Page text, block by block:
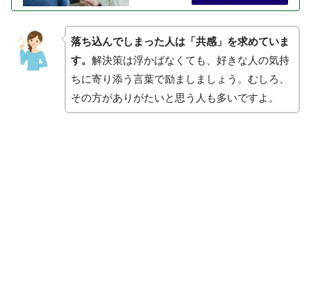
落ち込んでしまった人は「共感」を求めていま
す。 解決策は浮かばなくても、好きな人の気持
ちに寄り添う言葉で励ましましょう。むしろ、
その方がありがたいと思う人も多いですよ。